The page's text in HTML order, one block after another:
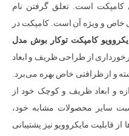
کامپکت است. تعلق گرفتن نام
خاص و ویژه آن است. کامپکت در
کامپکت توکار بوش مدل
از طراحی ظریف و ابعاد
و از ظرافتی خاص بهره می‌برد.
و ابعاد ظریف و کوچک خود از
سایر محصولات مشابه خود،
قابلیت مایکروویو نیز پشتیبانی